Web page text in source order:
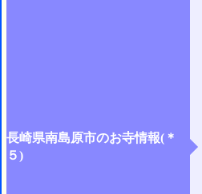
長崎県南島原市のお寺情報(＊
５)